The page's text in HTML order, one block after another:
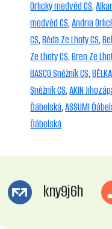
Orlický medvěd CS,
medvěd CS,Andria
CS,Béďa Ze Lhoty CS,
Ze Lhoty CS,Bren Ze
BASCO Sněžník CS,
Sněžník CS,AKIN
Ďábelská,ASSUMI
Ďábelská
kny9j6h